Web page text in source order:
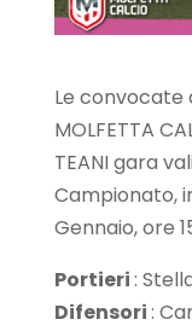
Le convocate
MOLFETTA
TEANI gara
Campionato,
Gennaio, ore
Portieri:
Difensori: